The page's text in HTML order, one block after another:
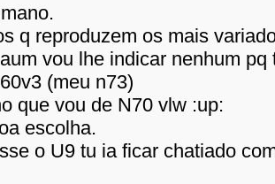
q reproduzem os mais
vou lhe indicar nenhum
(meu n73)
que vou de N70 vlw :up:
escolha.
o U9 tu ia ficar chatiado